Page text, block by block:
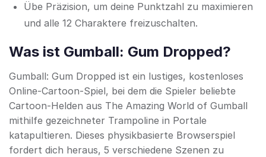
Übe Präzision, um deine Punktzahl zu maximieren
und alle 12 Charaktere freizuschalten.
Was ist Gumball: Gum Dropped?
Gumball: Gum Dropped ist ein lustiges, kostenloses
Online-Cartoon-Spiel, bei dem die Spieler beliebte
Cartoon-Helden aus The Amazing World of Gumball
mithilfe gezeichneter Trampoline in Portale
katapultieren. Dieses physikbasierte Browserspiel
fordert dich heraus, 5 verschiedene Szenen zu